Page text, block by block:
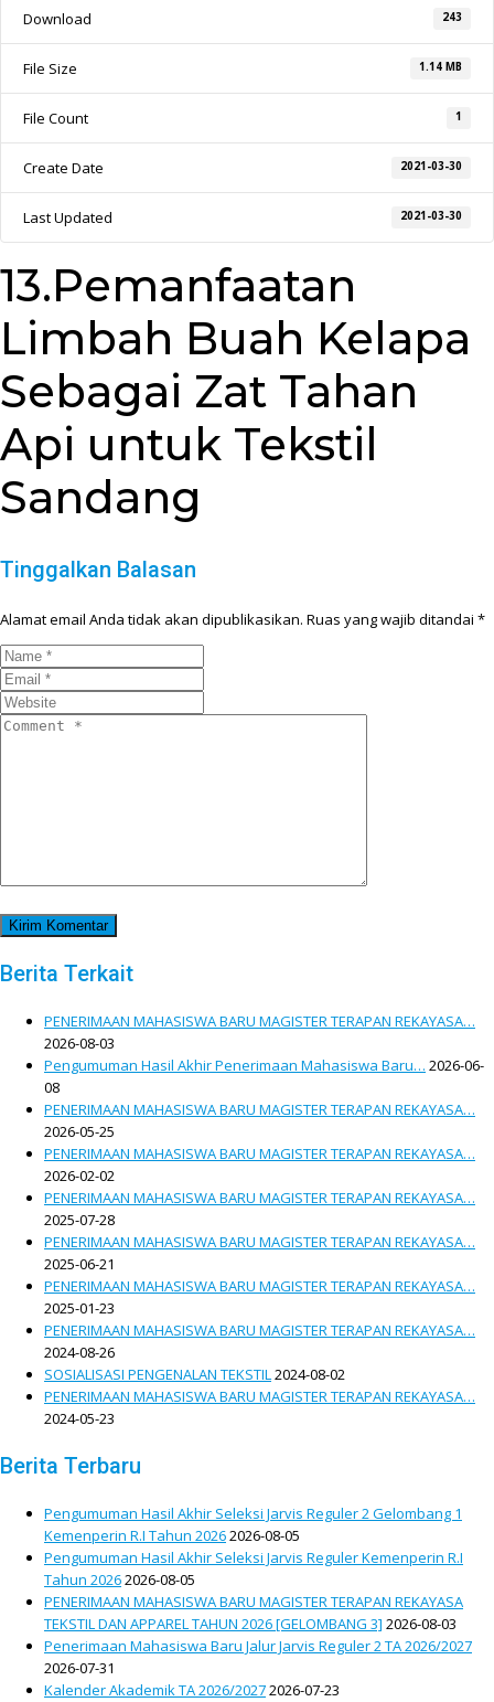
Download 243
File Size 1.14 MB
File Count 1
Create Date 2021-03-30
Last Updated 2021-03-30
13.Pemanfaatan
Limbah Buah Kelapa
Sebagai Zat Tahan
Api untuk Tekstil
Sandang
Tinggalkan Balasan
Alamat email Anda tidak akan dipublikasikan. Ruas yang wajib ditandai *
Berita Terkait
PENERIMAAN MAHASISWA BARU MAGISTER TERAPAN REKAYASA…
2026-08-03
Pengumuman Hasil Akhir Penerimaan Mahasiswa Baru… 2026-06-
08
PENERIMAAN MAHASISWA BARU MAGISTER TERAPAN REKAYASA…
2026-05-25
PENERIMAAN MAHASISWA BARU MAGISTER TERAPAN REKAYASA…
2026-02-02
PENERIMAAN MAHASISWA BARU MAGISTER TERAPAN REKAYASA…
2025-07-28
PENERIMAAN MAHASISWA BARU MAGISTER TERAPAN REKAYASA…
2025-06-21
PENERIMAAN MAHASISWA BARU MAGISTER TERAPAN REKAYASA…
2025-01-23
PENERIMAAN MAHASISWA BARU MAGISTER TERAPAN REKAYASA…
2024-08-26
SOSIALISASI PENGENALAN TEKSTIL2024-08-02
PENERIMAAN MAHASISWA BARU MAGISTER TERAPAN REKAYASA…
2024-05-23
Berita Terbaru
Pengumuman Hasil Akhir Seleksi Jarvis Reguler 2 Gelombang 1
Kemenperin R.I Tahun 20262026-08-05
Pengumuman Hasil Akhir Seleksi Jarvis Reguler Kemenperin R.I
Tahun 20262026-08-05
PENERIMAAN MAHASISWA BARU MAGISTER TERAPAN REKAYASA
TEKSTIL DAN APPAREL TAHUN 2026 [GELOMBANG 3] 2026-08-03
Penerimaan Mahasiswa Baru Jalur Jarvis Reguler 2 TA 2026/2027
2026-07-31
Kalender Akademik TA 2026/20272026-07-23